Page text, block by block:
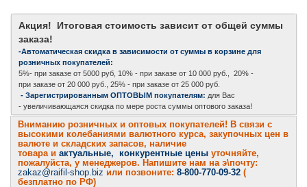
Акция! Итоговая стоимость зависит от общей суммы
заказа!
-Автоматическая скидка в зависимости от суммы в корзине для
розничных покупателей:
5%- при заказе от 5000 руб, 10% - при заказе от 10 000 руб., 20% -
при заказе от 20 000 руб., 25% - при заказе от 25 000 руб.
- Зарегистрированным ОПТОВЫМ покупателям: для Вас
- увеличивающаяся скидка по мере роста суммы оптового заказа!
Вниманию розничных и оптовых покупателей! В связи с
высокими колебаниями валютного курса, закупочных цен в
валюте и складских запасов, наличие
товара и актуальные, конкурентные цены уточняйте,
пожалуйста, у менеджеров. Напишите нам на э\почту:
zakaz@raifil-shop.biz или позвоните: 8-800-770-09-32 (
безплатно по РФ)